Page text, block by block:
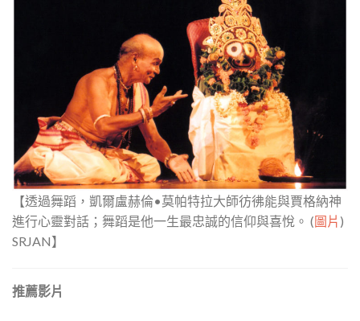
【透過舞蹈，凱爾盧赫倫•莫帕特拉大師彷彿能與賈格納神
進行心靈對話；舞蹈是他一生最忠誠的信仰與喜悅。 (圖片 )
SRJAN】
推薦影片